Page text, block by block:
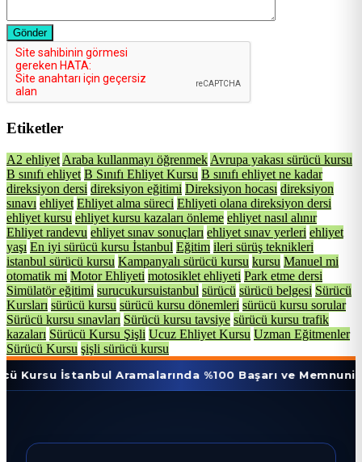
Gönder
Etiketler
A2 ehliyet Araba kullanmayı öğrenmek Avrupa yakası sürücü kursu
B sınıfı ehliyet B Sınıfı Ehliyet Kursu B sınıfı ehliyet ne kadar
direksiyon dersi direksiyon eğitimi Direksiyon hocası direksiyon
sınavı ehliyet Ehliyet alma süreci Ehliyeti olana direksiyon dersi
ehliyet kursu ehliyet kursu kazaları önleme ehliyet nasıl alınır
Ehliyet randevu ehliyet sınav sonuçları ehliyet sınav yerleri ehliyet
yaşı En iyi sürücü kursu İstanbul Eğitim ileri sürüş teknikleri
istanbul sürücü kursu Kampanyalı sürücü kursu kursu Manuel mi
otomatik mi Motor Ehliyeti motosiklet ehliyeti Park etme dersi
Simülatör eğitimi surucukursuistanbul sürücü sürücü belgesi Sürücü
Kursları sürücü kursu sürücü kursu dönemleri sürücü kursu sorular
Sürücü kursu sınavları Sürücü kursu tavsiye sürücü kursu trafik
kazaları Sürücü Kursu Şişli Ucuz Ehliyet Kursu Uzman Eğitmenler
Sürücü Kursu şişli sürücü kursu
Aramalarında %100 Başarı ve Memnuniyet Oranı